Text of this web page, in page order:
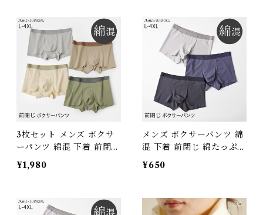
型カバー お尻隠し ゆった
り 着痩せ 春 夏 ホワイト
ブラック グレー J-25043
スイモク【水沐良品】
士 ボクサー パンツ 綿 コ
ットン グレー L~4XL J-8
8580 スイモク【水沐良
3枚セット メンズ ボクサ
ーパンツ 綿混 下着 前閉じ
ストレスフリー 綿たっぷ
り 男性用 無地 シンプル
肌着 男性 紳士 ボクサー
¥1,980
メンズ ボクサーパンツ 綿
混 下着 前閉じ 綿たっぷり
男性用 無地 シンプル 伸縮
性 ストレッチ インナー ア
男性 紳士 ボクサー パンツ
綿 コットン L~4XL グレ
¥650